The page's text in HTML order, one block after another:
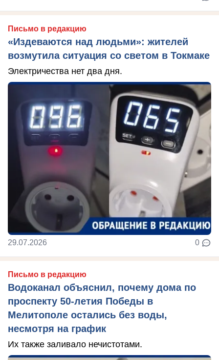
Письмо в редакцию
«Издеваются над людьми»: жителей
возмутила ситуация со светом в Токмаке
Электричества нет два дня.
29.07.2026 0
Письмо в редакцию
Водоканал объяснил, почему дома по
проспекту 50-летия Победы в
Мелитополе остались без воды,
несмотря на график
Их также заливало нечистотами.